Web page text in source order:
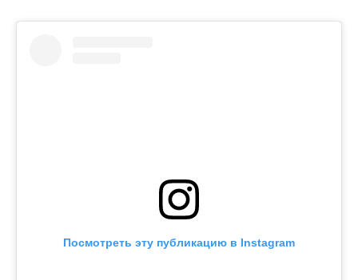
Посмотреть эту публикацию в Instagram